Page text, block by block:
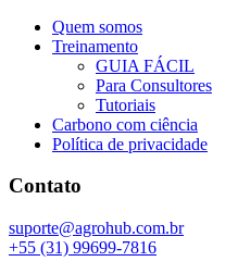
Quem somos
Treinamento
GUIA FÁCIL
Para Consultores
Tutoriais
Carbono com ciência
Política de privacidade
Contato
suporte@agrohub.com.br
+55 (31) 99699-7816